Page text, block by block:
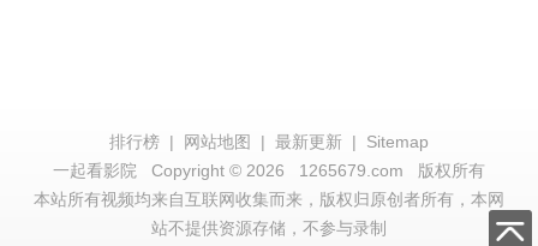
排行榜 | 网站地图 | 最新更新 |
Sitemap
一起看影院
Copyright © 2026 1265679.com
版权所有
本站所有视频均来自互联网收集而来，版权归原创者所有，本网
站不提供资源存储，不参与录制